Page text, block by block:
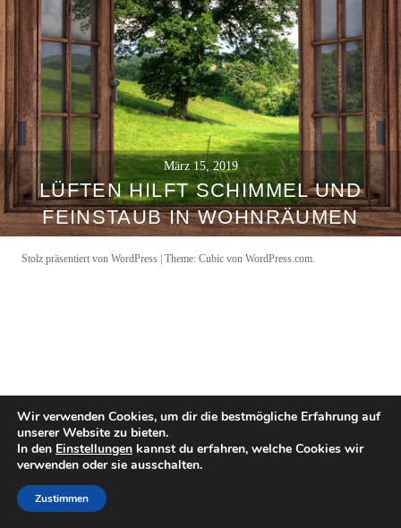
März 15, 2019
LÜFTEN HILFT SCHIMMEL UND
FEINSTAUB IN WOHNRÄUMEN
Stolz präsentiert von WordPress Theme: Cubic von WordPress.com.
Wir verwenden Cookies, um dir die bestmögliche Erfahrung auf
unserer Website zu bieten.
In den Einstellungen kannst du erfahren, welche Cookies wir
verwenden oder sie ausschalten.
Zustimmen